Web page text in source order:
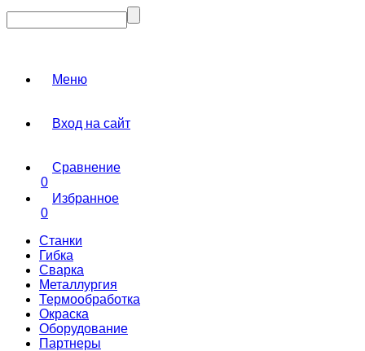
Меню
Вход на сайт
Сравнение
0
Избранное
0
Станки
Гибка
Сварка
Металлургия
Термообработка
Окраска
Оборудование
Партнеры